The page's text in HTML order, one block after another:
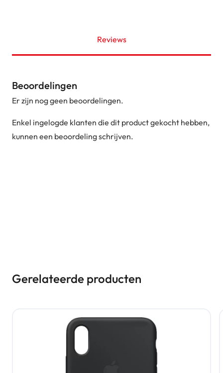
Reviews
Beoordelingen
Er zijn nog geen beoordelingen.
Enkel ingelogde klanten die dit product gekocht hebben,
kunnen een beoordeling schrijven.
Gerelateerde producten